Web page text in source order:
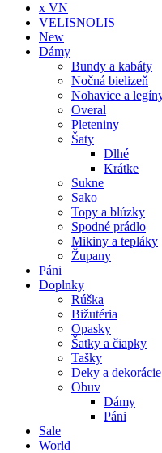
x VN
VELISNOLIS
New
Dámy
Bundy a kabáty
Nočná bielizeň
Nohavice a
Overal
Pleteniny
Šaty
Dlhé
Krátke
Sukne
Sako
Topy a blúzky
Spodné prádlo
Mikiny a tepláky
Župany
Páni
Doplnky
Rúška
Bižutéria
Opasky
Šatky a čiapky
Tašky
Deky a dekorácie
Obuv
Dámy
Páni
Sale
World